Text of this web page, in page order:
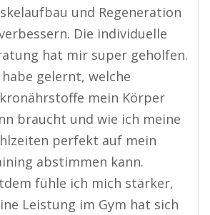
und Regeneration
Die individuelle
hat mir super geholfen.
habe gelernt, welche
mein Körper
braucht und wie ich meine
perfekt auf mein
abstimmen kann.
fühle ich mich stärker,
Leistung im Gym hat sich